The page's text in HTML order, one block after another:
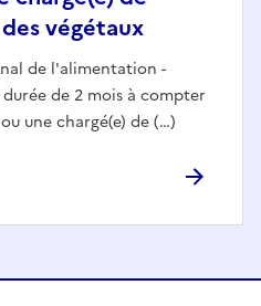
végétaux
de l'alimentation -
de 2 mois à compter
une chargé(e) de (…)